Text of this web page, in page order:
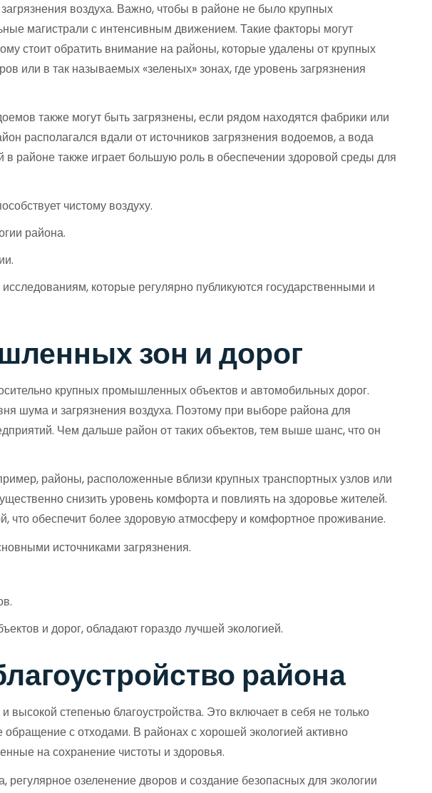
воздуха. Важно, чтобы в районе не было крупных
магистрали с интенсивным движением. Такие факторы могут
стоит обратить внимание на районы, которые удалены от крупных
или в так называемых «зеленых» зонах, где уровень загрязнения
также могут быть загрязнены, если рядом находятся фабрики или
располагался вдали от источников загрязнения водоемов, а вода
районе также играет большую роль в обеспечении здоровой среды для
чистому воздуху.
района.
которые регулярно публикуются государственными и
зон и дорог
крупных промышленных объектов и автомобильных дорог.
шума и загрязнения воздуха. Поэтому при выборе района для
Чем дальше район от таких объектов, тем выше шанс, что он
районы, расположенные вблизи крупных транспортных узлов или
снизить уровень комфорта и повлиять на здоровье жителей.
что обеспечит более здоровую атмосферу и комфортное проживание.
источниками загрязнения.
и дорог, обладают гораздо лучшей экологией.
района
степенью благоустройства. Это включает в себя не только
с отходами. В районах с хорошей экологией активно
на сохранение чистоты и здоровья.
регулярное озеленение дворов и создание безопасных для экологии